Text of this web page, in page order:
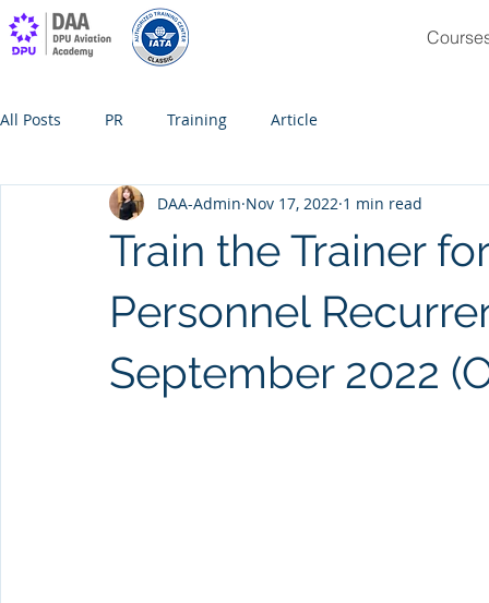
All Posts PR Training Article
Train the Trainer
Personnel
September 2022
DAA-Admin Nov 17, 2022 1 min read